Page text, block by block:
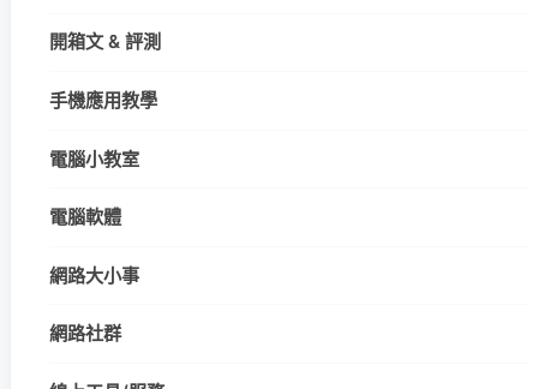
開箱文 & 評測
手機應用教學
電腦小教室
電腦軟體
網路大小事
網路社群